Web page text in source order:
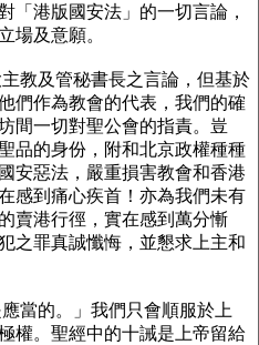
「港版國安法」的一切言論，
場及意願。
教及管秘書長之言論，但基於
們作為教會的代表，我們的確
間一切對聖公會的指責。豈
品的身份，附和北京政權種種
安惡法，嚴重損害教會和香港
感到痛心疾首！亦為我們未有
賣港行徑，實在感到萬分慚
之罪真誠懺悔，並懇求上主和
當的。」我們只會順服於上
權。聖經中的十誡是上帝留給